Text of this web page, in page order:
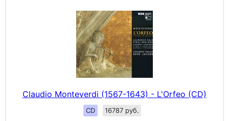
Claudio Monteverdi (1567-1643) - L'Orfeo (CD)
CD 16787 руб.